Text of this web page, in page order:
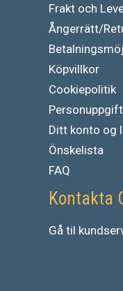
Frakt och
Ångerrätt/
Köpvillkor
Cookiepolitik
Ditt konto og
Önskelista
FAQ
Kontakta
Gå til